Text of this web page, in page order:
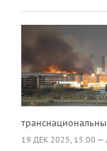
19 ДЕК 2025, 15:00